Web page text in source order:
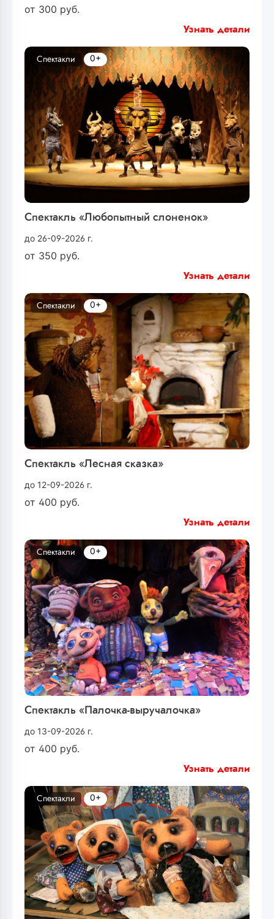
от 300 руб.
Узнать детали
Спектакль «Любопытный слоненок»
до 26-09-2026 г.
от 350 руб.
Спектакли 0+
Узнать детали
Спектакль «Лесная сказка»
до 12-09-2026 г.
от 400 руб.
Спектакли 0+
Узнать детали
Спектакль «Палочка-выручалочка»
до 13-09-2026 г.
от 400 руб.
Спектакли 0+
Узнать детали
Спектакли 0+